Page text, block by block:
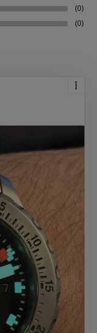
(0)
(0)